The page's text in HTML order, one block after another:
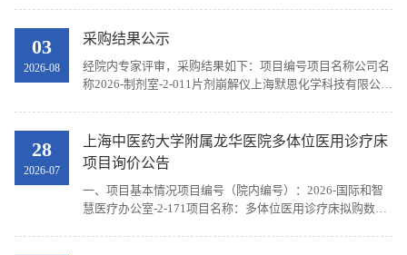
03
2026-08
采购结果公示
经院内专家评审，采购结果如下：项目编号项目名称公司名
称2026-制剂室-2-011片剂崩解仪上海默恩化学科技有限公司
化学科技有限公司2026-制剂室-2-014电子天平上海默恩化学
科技有限公司2026-制剂室-2-015电导率仪上海默恩化学科技
司2026年8月3日上海中医药大学附属龙华医院...
28
2026-07
上海中医药大学附属龙华医院多体位医用诊疗床
项目询价公告
一、项目基本情况项目编号（院内编号）：2026-国际和智
慧医疗办公室-2-171项目名称：多体位医用诊疗床拟购数